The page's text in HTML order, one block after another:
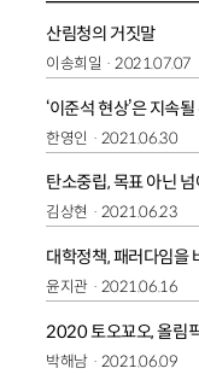
산림청의 거짓말
이송희일 2021.07.07
‘이준석 현상’은 지속
한영인 2021.06.30
탄소중립, 목표 아닌
김상현 2021.06.23
대학정책, 패러다임을
윤지관 2021.06.16
2020 토오꾜오, 올림
박해남 2021.06.09